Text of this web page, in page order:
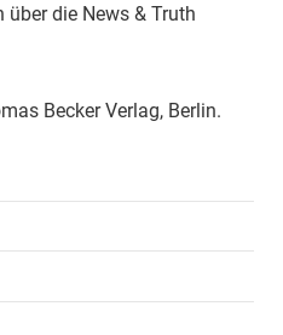
über die News & Truth
Becker Verlag, Berlin.